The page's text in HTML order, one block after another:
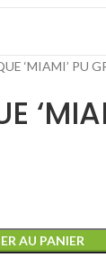
‘MIAMI’ PU
AU PANIER